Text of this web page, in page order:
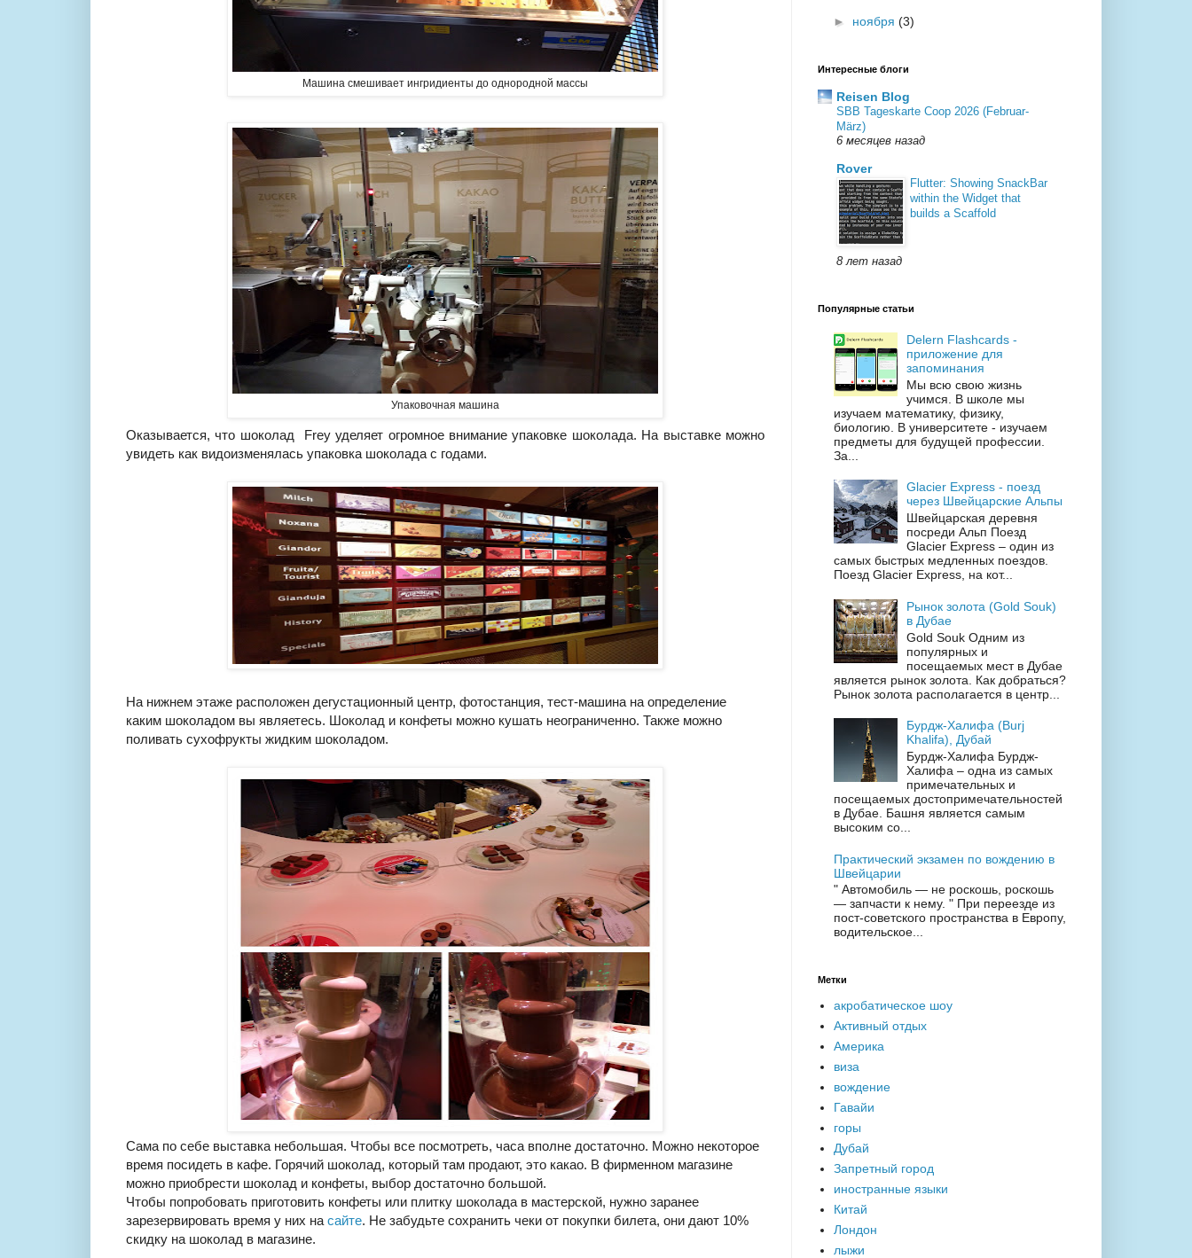
Машина смешивает ингридиенты до однородной массы
Упаковочная машина
Оказывается, что шоколад Frey уделяет огромное внимание упаковке шоколада. На выставке можно
увидеть как видоизменялась упаковка шоколада с годами.
На нижнем этаже расположен дегустационный центр, фотостанция, тест-машина на определение
каким шоколадом вы являетесь. Шоколад и конфеты можно кушать неограниченно. Также можно
поливать сухофрукты жидким шоколадом.
Сама по себе выставка небольшая. Чтобы все посмотреть, часа вполне достаточно. Можно некоторое
время посидеть в кафе. Горячий шоколад, который там продают, это какао. В фирменном магазине
можно приобрести шоколад и конфеты, выбор достаточно большой.
Чтобы попробовать приготовить конфеты или плитку шоколада в мастерской, нужно заранее
зарезервировать время у них на сайте. Не забудьте сохранить чеки от покупки билета, они дают 10%
скидку на шоколад в магазине.
► ноября (3)
Интересные блоги
Reisen Blog
SBB Tageskarte Coop 2026 (Februar-
März)
6 месяцев назад
Rover
Flutter: Showing SnackBar
within the Widget that
builds a Scaffold
8 лет назад
Популярные статьи
Delern Flashcards -
приложение для
запоминания
Мы всю свою жизнь
учимся. В школе мы
изучаем математику, физику,
биологию. В университете - изучаем
предметы для будущей профессии.
За...
Glacier Express - поезд
через Швейцарские Альпы
Швейцарская деревня
посреди Альп Поезд
Glacier Express – один из
самых быстрых медленных поездов.
Поезд Glacier Express, на кот...
Рынок золота (Gold Souk)
в Дубае
Gold Souk Одним из
популярных и
посещаемых мест в Дубае
является рынок золота. Как добраться?
Рынок золота располагается в центр...
Бурдж-Халифа (Burj
Khalifa), Дубай
Бурдж-Халифа Бурдж-
Халифа – одна из самых
примечательных и
посещаемых достопримечательностей
в Дубае. Башня является самым
высоким со...
Практический экзамен по вождению в
Швейцарии
" Автомобиль — не роскошь, роскошь
— запчасти к нему. " При переезде из
пост-советского пространства в Европу,
водительское...
Метки
акробатическое шоу
Активный отдых
Америка
виза
вождение
Гавайи
горы
Дубай
Запретный город
иностранные языки
Китай
Лондон
лыжи